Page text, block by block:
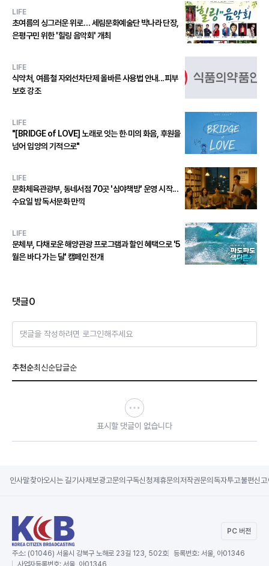
LIFE
초여름의 싱그러운 위로… 세림문화예술단 박나라 단장,
은평구민 위한 '힐링 음악회' 개최
LIFE
식약처, 여름철 자외선차단제 올바른 사용법 안내...피부
보호 강조
LIFE
"[BRIDGE of LOVE] 노래로 잇는 한·미의 화음, 후원을
넘어 입양의 기적으로"
LIFE
문화체육관광부, 동네서점 70곳 '심야책방' 운영 시작...
수요일 밤 독서문화 만끽
LIFE
문체부, 다채로운 해양관광 프로그램과 할인 혜택으로 '5
월은 바다 가는 달' 캠페인 전개
댓글0
댓글을 작성하려면 로그인해주세요
추천순최신순답글순
표시할 댓글이 없습니다
인사말찾아오시는 길기사제보광고문의 구독신청제휴문의 저작권문의 독자투고불편신고
PC 버전
주소: (01046) 서울시 강북구 노해로 23길 123, 502호 등록번호: 서울, 아01346
사업자등록번호: 서울, 아01346